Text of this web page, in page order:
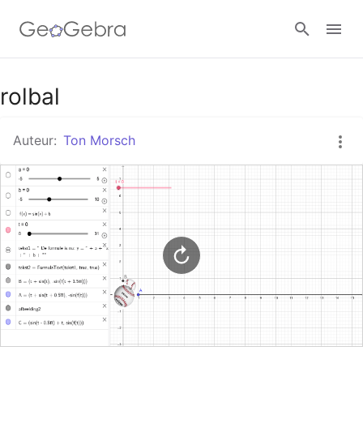
Google Classroom
GeoGebra Klaslokaal
rolbal
Auteur: Ton Morsch